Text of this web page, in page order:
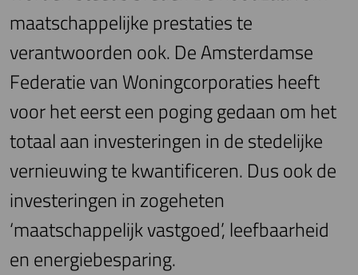
maatschappelijke prestaties te
verantwoorden ook. De Amsterdamse
Federatie van Woningcorporaties heeft
voor het eerst een poging gedaan om het
totaal aan investeringen in de stedelijke
vernieuwing te kwantificeren. Dus ook de
investeringen in zogeheten
‘maatschappelijk vastgoed’, leefbaarheid
en energiebesparing.